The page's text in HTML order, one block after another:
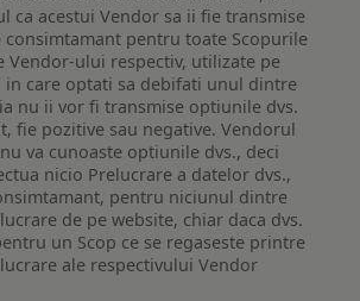
ca acestui Vendor sa ii fie transmise
pentru toate Scopurile
Vendor-ului respectiv, utilizate pe
in care optati sa debifati unul dintre
nu ii vor fi transmise optiunile dvs.
fie pozitive sau negative. Vendorul
va cunoaste optiunile dvs., deci
nicio Prelucrare a datelor dvs.,
pentru niciunul dintre
de pe website, chiar daca dvs.
un Scop ce se regaseste printre
ale respectivului Vendor